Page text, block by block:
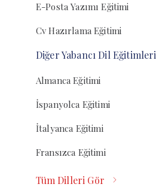
E-Posta Yazımı Eğitimi
Cv Hazırlama Eğitimi
Diğer Yabancı Dil Eğitimleri
Almanca Eğitimi
İspanyolca Eğitimi
İtalyanca Eğitimi
Fransızca Eğitimi
Tüm Dilleri Gör